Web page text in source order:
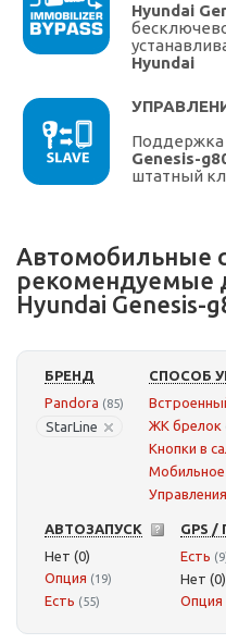
Hyundai
Hyundai
Поддержка
Genesis-
штатный
Автомобильные
рекомендуемые
Hyundai Genesis-
БРЕНД
Pandora (85)
StarLine
СПОСОБ
ЖК брелок
Кнопки в
АВТОЗАПУСК
Нет (0)
Опция (19)
Есть (55)
GPS
Есть
Нет (0)
Опция